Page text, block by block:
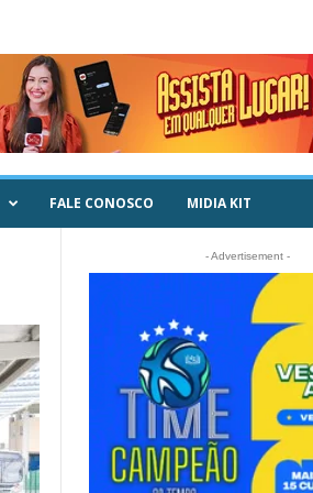
FALE CONOSCO MIDIA KIT
- Advertisement -